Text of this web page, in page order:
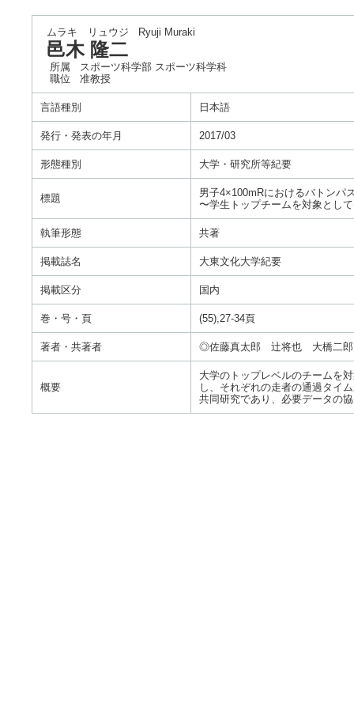
ムラキ リュウジ Ryuji Muraki
邑木 隆二
所属
スポーツ科学部 スポーツ科学科
職位
准教授
言語種別 日本語
発行・発表の年月 2017/03
形態種別 大学・研究所等紀要
標題
男子4×100mRにおけるバトンパ
〜学生トップチームを対象とし
執筆形態 共著
掲載誌名 大東文化大学紀要
掲載区分 国内
巻・号・頁 (55),27-34頁
著者・共著者 ◎佐藤真太郎 辻将也 大橋二
概要
大学のトップレベルのチームを
し、それぞれの走者の通過タイ
共同研究であり、必要データの